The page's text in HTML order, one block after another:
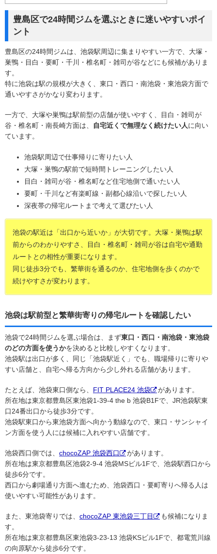
豊島区で24時間ジムを選ぶときに迷いやすいポイ
ント
豊島区の24時間ジムは、池袋駅周辺に集まりやすい一方で、大塚・
巣鴨・目白・要町・千川・椎名町・雑司が谷などにも候補がありま
す。
特に池袋は駅の規模が大きく、東口・西口・南池袋・東池袋方面で
通いやすさがかなり変わります。
一方で、大塚や巣鴨は駅前型の店舗が使いやすく、目白・雑司が
谷・椎名町・南長崎方面は、
自宅近くで無理なく続けたい人に向い
ています。
池袋駅周辺で仕事帰りに寄りたい人
大塚・巣鴨の駅前で短時間トレーニングしたい人
目白・雑司が谷・椎名町など住宅地側で通いたい人
要町・千川など有楽町線・副都心線沿いで探したい人
深夜帯の帰宅ルートまで考えて選びたい人
池袋の駅近は「出口から近いか」が大切です。大塚・巣鴨は駅
前からのわかりやすさ、目白・椎名町・雑司が谷は自宅や通勤
ルートとの相性が重要になります。
同じ徒歩3分でも、繁華街を通るのか、住宅地側を歩くのかで
続けやすさが変わります。
池袋は駅前型と繁華街寄りの帰宅ルートを確認したい
池袋で24時間ジムを選ぶ場合は、まず東口・西口・南池袋・東池袋
のどの方面を使うかを決めると比較しやすくなります。
池袋駅は出口が多く、同じ「池袋駅近く」でも、職場帰りに寄りや
すい店舗と、自宅へ帰る方向から少し外れる店舗があります。
たとえば、池袋東口側なら、 FIT PLACE24 池袋
があります。
所在地は東京都豊島区東池袋1-39-4 the b 池袋B1Fで、JR池袋駅東
口24番出口から徒歩3分です。
池袋駅東口から東池袋方面へ向かう動線なので、東口・サンシャイ
ン方面を使う人には候補に入れやすい店舗です。
池袋西口側では、 chocoZAP 池袋西口
があります。
所在地は東京都豊島区池袋2-9-4 池袋MSビル1Fで、池袋駅西口から
徒歩6分です。
西口から劇場通り方面へ進むため、池袋西口・要町寄りへ帰る人は
使いやすい可能性があります。
また、東池袋寄りでは、 chocoZAP 東池袋三丁目
も候補になりま
す。
所在地は東京都豊島区東池袋3-23-13 池袋KSビル1Fで、都電荒川線
の向原駅から徒歩6分です。